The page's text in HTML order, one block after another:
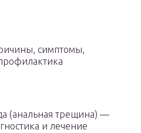
симптомы,
(анальная трещина) —
и лечение